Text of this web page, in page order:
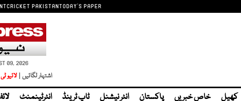
CRICKET PAKISTANTODAY'S PAPER
09, 2026
اشتہار لگائیں | لائیو
کھیل خاص خبریں پاکستان انٹر نیشنل ٹاپ ٹرینڈ انٹرٹینمنٹ